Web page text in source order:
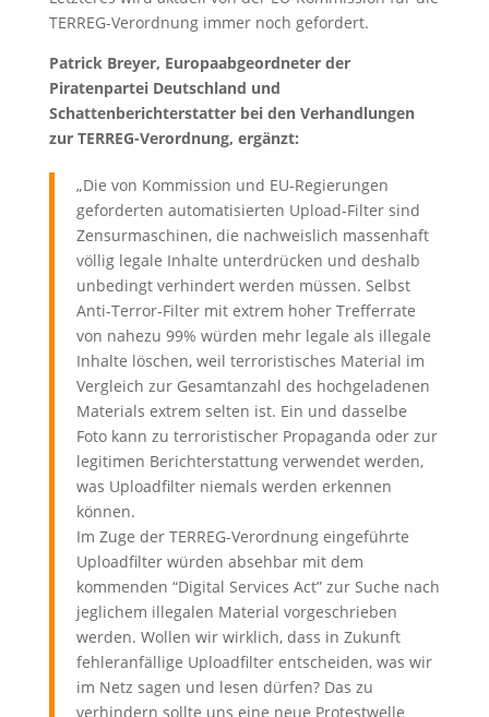
TERREG-Verordnung immer noch gefordert.
Patrick Breyer, Europaabgeordneter der
Piratenpartei Deutschland und
Schattenberichterstatter bei den Verhandlungen
zur TERREG-Verordnung, ergänzt:
„Die von Kommission und EU-Regierungen
geforderten automatisierten Upload-Filter sind
Zensurmaschinen, die nachweislich massenhaft
völlig legale Inhalte unterdrücken und deshalb
unbedingt verhindert werden müssen. Selbst
Anti-Terror-Filter mit extrem hoher Trefferrate
von nahezu 99% würden mehr legale als illegale
Inhalte löschen, weil terroristisches Material im
Vergleich zur Gesamtanzahl des hochgeladenen
Materials extrem selten ist. Ein und dasselbe
Foto kann zu terroristischer Propaganda oder zur
legitimen Berichterstattung verwendet werden,
was Uploadfilter niemals werden erkennen
können.
Im Zuge der TERREG-Verordnung eingeführte
Uploadfilter würden absehbar mit dem
kommenden “Digital Services Act” zur Suche nach
jeglichem illegalen Material vorgeschrieben
werden. Wollen wir wirklich, dass in Zukunft
fehleranfällige Uploadfilter entscheiden, was wir
im Netz sagen und lesen dürfen? Das zu
verhindern sollte uns eine neue Protestwelle